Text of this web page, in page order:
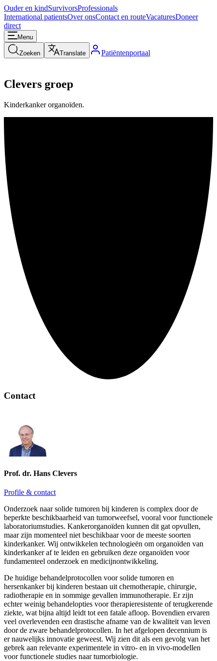
Ouder en kindSurvivorsProfessionals
International patientsOver onsContact en routeVacaturesDoneer
direct
Menu
Zoeken Translate Patiëntenportaal
Clevers groep
Kinderkanker organoïden.
Contact
Prof. dr. Hans Clevers
Profile & contact
Onderzoek naar solide tumoren bij kinderen is complex door de
beperkte beschikbaarheid van tumorweefsel, vooral voor functionele
laboratoriumstudies. Kankerorganoïden kunnen dit gat opvullen,
maar zijn momenteel niet beschikbaar voor de meeste soorten
kinderkanker. Wij ontwikkelen technologieën om organoïden van
kinderkanker af te leiden en gebruiken deze organoïden voor
fundamenteel onderzoek en medicijnontwikkeling.
De huidige behandelprotocollen voor solide tumoren en
hersenkanker bij kinderen bestaan uit chemotherapie, chirurgie,
radiotherapie en in sommige gevallen immunotherapie. Er zijn
echter weinig behandelopties voor therapieresistente of terugkerende
ziekte, wat bijna altijd leidt tot een fatale afloop. Bovendien ervaren
veel overlevenden een drastische afname van de kwaliteit van leven
door de zware behandelprotocollen. In het afgelopen decennium is
er nauwelijks innovatie geweest. Wij zien dit als een gevolg van het
gebrek aan relevante experimentele in vitro- en in vivo-modellen
voor functionele studies naar tumorbiologie.